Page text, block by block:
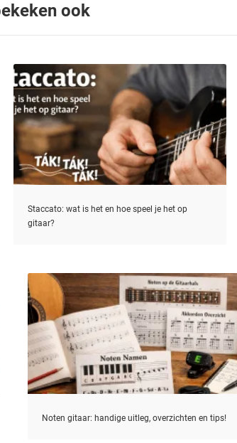
ook
Staccato: wat is het en hoe speel je het op
gitaar?
Noten gitaar: handige uitleg, overzichten en tips!